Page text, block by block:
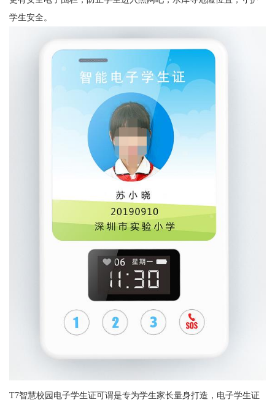
学生安全。
T7智慧校园电子学生证可谓是专为学生家长量身打造，电子学生证